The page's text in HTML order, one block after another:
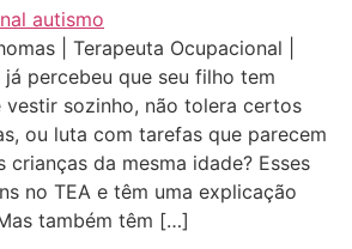
| Terapeuta Ocupacional |
já percebeu que seu filho tem
sozinho, não tolera certos
ou luta com tarefas que parecem
crianças da mesma idade? Esses
no TEA e têm uma explicação
também têm […]